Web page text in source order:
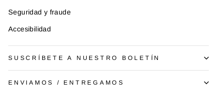
Seguridad y fraude
Accesibilidad
SUSCRÍBETE A NUESTRO BOLETÍN
ENVIAMOS / ENTREGAMOS